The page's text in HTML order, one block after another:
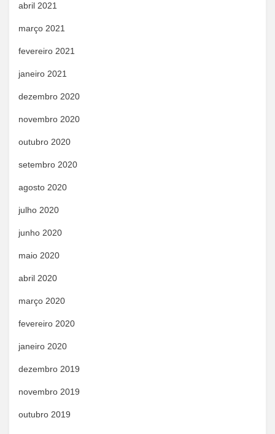
abril 2021
março 2021
fevereiro 2021
janeiro 2021
dezembro 2020
novembro 2020
outubro 2020
setembro 2020
agosto 2020
julho 2020
junho 2020
maio 2020
abril 2020
março 2020
fevereiro 2020
janeiro 2020
dezembro 2019
novembro 2019
outubro 2019